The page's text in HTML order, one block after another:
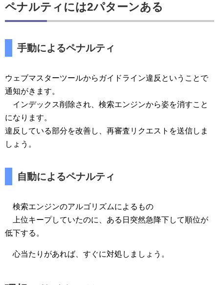
ペナルティには2パターンある
手動によるペナルティ
ウェブマスターツールからガイドライン違反ということで
通知がきます。
インデックス削除され、検索エンジンから姿を消すこと
になります。
違反している部分を改善し、再審査リクエストを送信しま
しょう。
自動によるペナルティ
検索エンジンのアルゴリズムによるもの
上位キープしていたのに、ある日突然急降下して順位が
低下する。
心当たりがあれば、すぐに対処しましょう。